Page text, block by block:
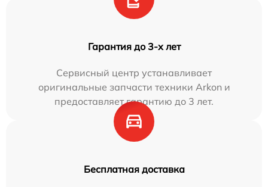
Гарантия до 3-х лет
Сервисный центр устанавливает
оригинальные запчасти техники Arkon и
предоставляет гарантию до 3 лет.
Бесплатная доставка